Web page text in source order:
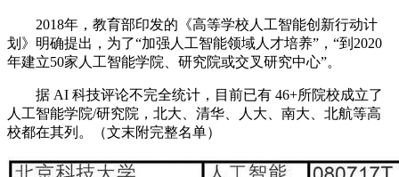
2018年，教育部印发的《高等学校人工智能创新行动计
划》明确提出，为了“加强人工智能领域人才培养”，“到2020
年建立50家人工智能学院、研究院或交叉研究中心”。
据 AI 科技评论不完全统计，目前已有 46+所院校成立了
人工智能学院/研究院，北大、清华、人大、南大、北航等高
校都在其列。（文末附完整名单）